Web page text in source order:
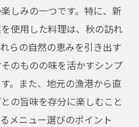
しみの一つです。特に、新
使用した料理は、秋の訪れ
らの自然の恵みを引き出す
のものの味を活かすシンプ
。また、地元の漁港から直
の旨味を存分に楽しむこと
メニュー選びのポイント